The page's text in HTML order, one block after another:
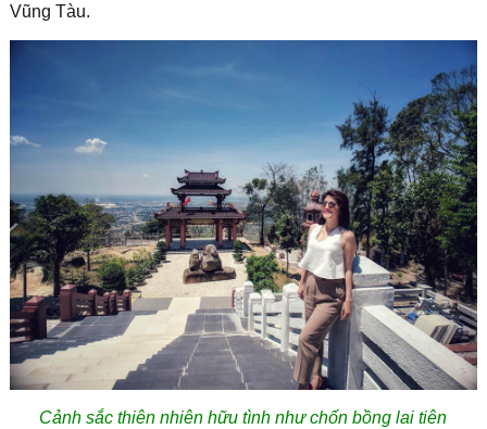
Vũng Tàu.
Cảnh sắc thiên nhiên hữu tình như chốn bồng lai tiên